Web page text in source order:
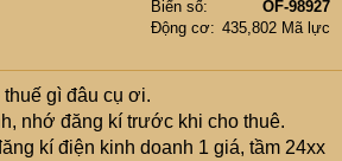
Biển số
OF-98927
Động cơ
435,802 Mã lực
gì đâu cụ ơi.
nhớ đăng kí trước khi cho thuê.
kí điện kinh doanh 1 giá, tầm 24xx